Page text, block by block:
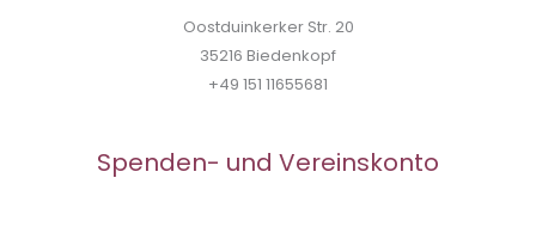
Oostduinkerker Str. 20
35216 Biedenkopf
+49 151 11655681
Spenden- und Vereinskonto